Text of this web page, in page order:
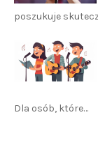
poszukuje
Dla osób, które…